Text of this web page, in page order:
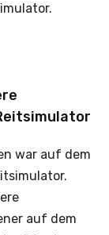
war auf dem
auf dem